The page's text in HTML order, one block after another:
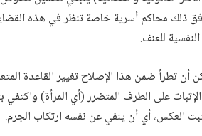
ذلك محاكم أسرية خاصة تنظر في هذه
للعنف.
أن تطرأ ضمن هذا الإصلاح تغيير القاعدة
على الطرف المتضرر (أي المرأة)
العكس، أي أن ينفي عن نفسه ارتكاب الجرم.